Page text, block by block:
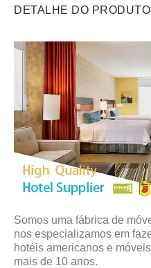
DETALHE DO PRODUTO
Somos uma fábrica de
nos especializamos em
hotéis americanos e
mais de 10 anos.